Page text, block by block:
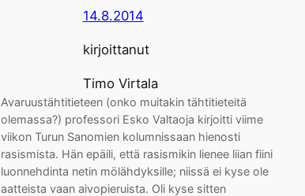
14.8.2014
kirjoittanut
Timo Virtala
Avaruustähtitieteen (onko muitakin tähtitieteitä
olemassa?) professori Esko Valtaoja kirjoitti viime
viikon Turun Sanomien kolumnissaan hienosti
rasismista. Hän epäili, että rasismikin lienee liian fiini
luonnehdinta netin mölähdyksille; niissä ei kyse ole
aatteista vaan aivopieruista. Oli kyse sitten